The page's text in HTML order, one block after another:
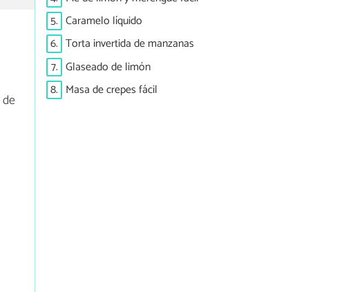
de
5. Caramelo líquido
6. Torta invertida de manzanas
7. Glaseado de limón
8. Masa de crepes fácil